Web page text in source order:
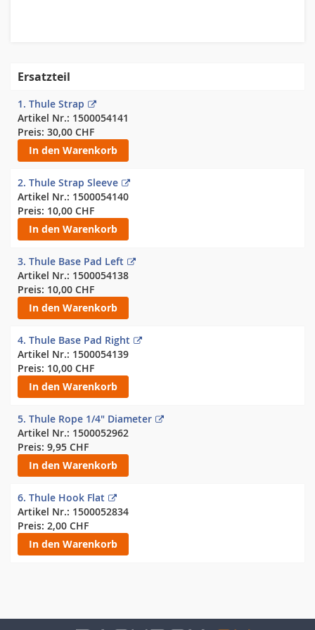
the
beginning
the
images
gallery
Ersatzteil
1. Thule Strap
1500054141
30,00 CHF
In den Warenkorb
2. Thule Strap Sleeve
1500054140
10,00 CHF
In den Warenkorb
3. Thule Base Pad Left
1500054138
10,00 CHF
In den Warenkorb
4. Thule Base Pad Right
1500054139
10,00 CHF
In den Warenkorb
5. Thule Rope 1/4" Diameter
1500052962
9,95 CHF
In den Warenkorb
6. Thule Hook Flat
1500052834
2,00 CHF
In den Warenkorb